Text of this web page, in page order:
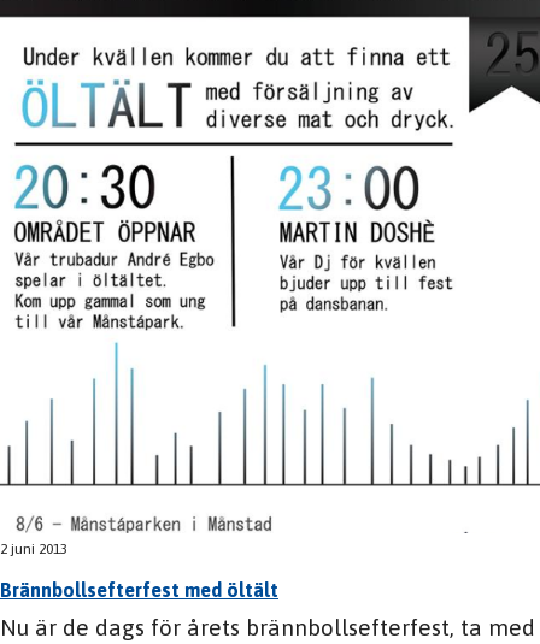
2 juni 2013
Brännbollsefterfest med öltält
Nu är de dags för årets brännbollsefterfest, ta med